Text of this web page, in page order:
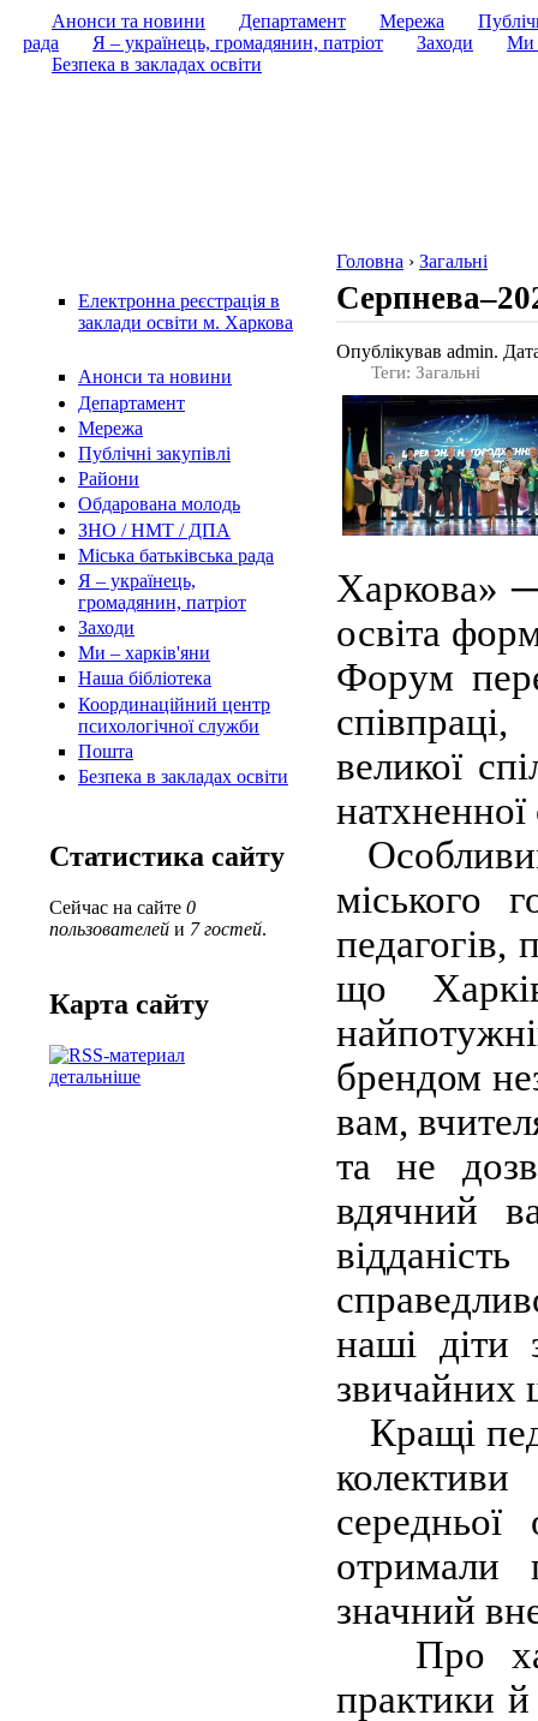
Анонси та новини Департамент Мережа
рада
Я – українець, громадянин, патріот Заходи
Ми
Безпека в закладах освіти
Електронна реєстрація в
заклади освіти м. Харкова
Анонси та новини
Департамент
Мережа
Публічні закупівлі
Райони
Обдарована молодь
ЗНО / НМТ / ДПА
Міська батьківська рада
Я – українець,
громадянин, патріот
Заходи
Ми – харків'яни
Наша бібліотека
Координаційний центр
психологічної служби
Пошта
Безпека в закладах освіти
Статистика сайту
Сейчас на сайте 0
пользователей и 7 гостей.
Карта сайту
детальніше
Головна › Загальні
Опублікував admin.
Теги: Загальні
Харкова»
освіта
Форум
великої
натхненної
міського
педагогів,
що
брендом
вам,
та не
вдячний
наші діти
звичайних
Кращі
колективи
отримали
значний
Про
практики